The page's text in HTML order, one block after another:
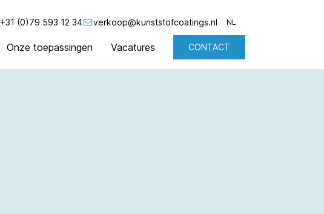
+31 (0)79 593 12 34 verkoop@kunststofcoatings.nl NL
Onze toepassingen Vacatures CONTACT